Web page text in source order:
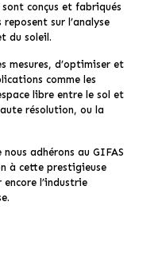
conçus et fabriqués
sur l’analyse
du soleil.
mesures, d’optimiser et
comme les
libre entre le sol et
résolution, ou la
adhérons au GIFAS
à cette prestigieuse
l’industrie